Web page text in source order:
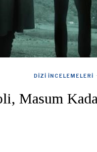
DIZI İNCELEMELERI ·
Masum